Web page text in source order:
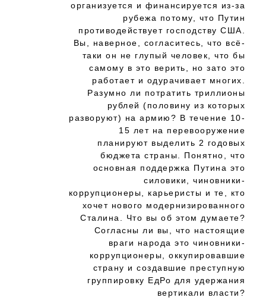
организуется и финансируется из-за
рубежа потому, что Путин
противодействует господству США.
Вы, наверное, согласитесь, что всё-
таки он не глупый человек, что бы
самому в это верить, но зато это
работает и одурачивает многих.
Разумно ли потратить триллионы
рублей (половину из которых
разворуют) на армию? В течение 10-
15 лет на перевооружение
планируют выделить 2 годовых
бюджета страны. Понятно, что
основная поддержка Путина это
силовики, чиновники-
коррупционеры, карьеристы и те, кто
хочет нового модернизированного
Сталина. Что вы об этом думаете?
Согласны ли вы, что настоящие
враги народа это чиновники-
коррупционеры, оккупировавшие
страну и создавшие преступную
группировку ЕдРо для удержания
вертикали власти?